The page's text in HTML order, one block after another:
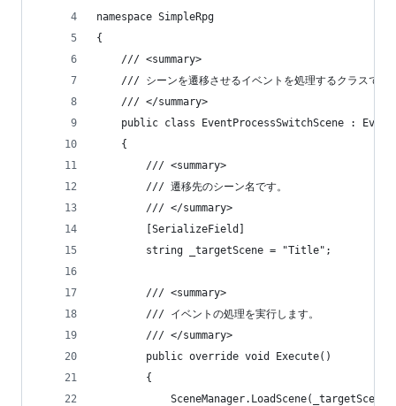
namespace SimpleRpg
{
    /// <summary>
/// シーンを遷移させるイベントを処理するクラスです
    /// </summary>
public class EventProcessSwitchScene :
    {
        /// <summary>
        /// 遷移先のシーン名です。
        /// </summary>
        [SerializeField]
        string _targetScene = "Title";
        /// <summary>
        /// イベントの処理を実行します。
        /// </summary>
        public override void Execute()
        {